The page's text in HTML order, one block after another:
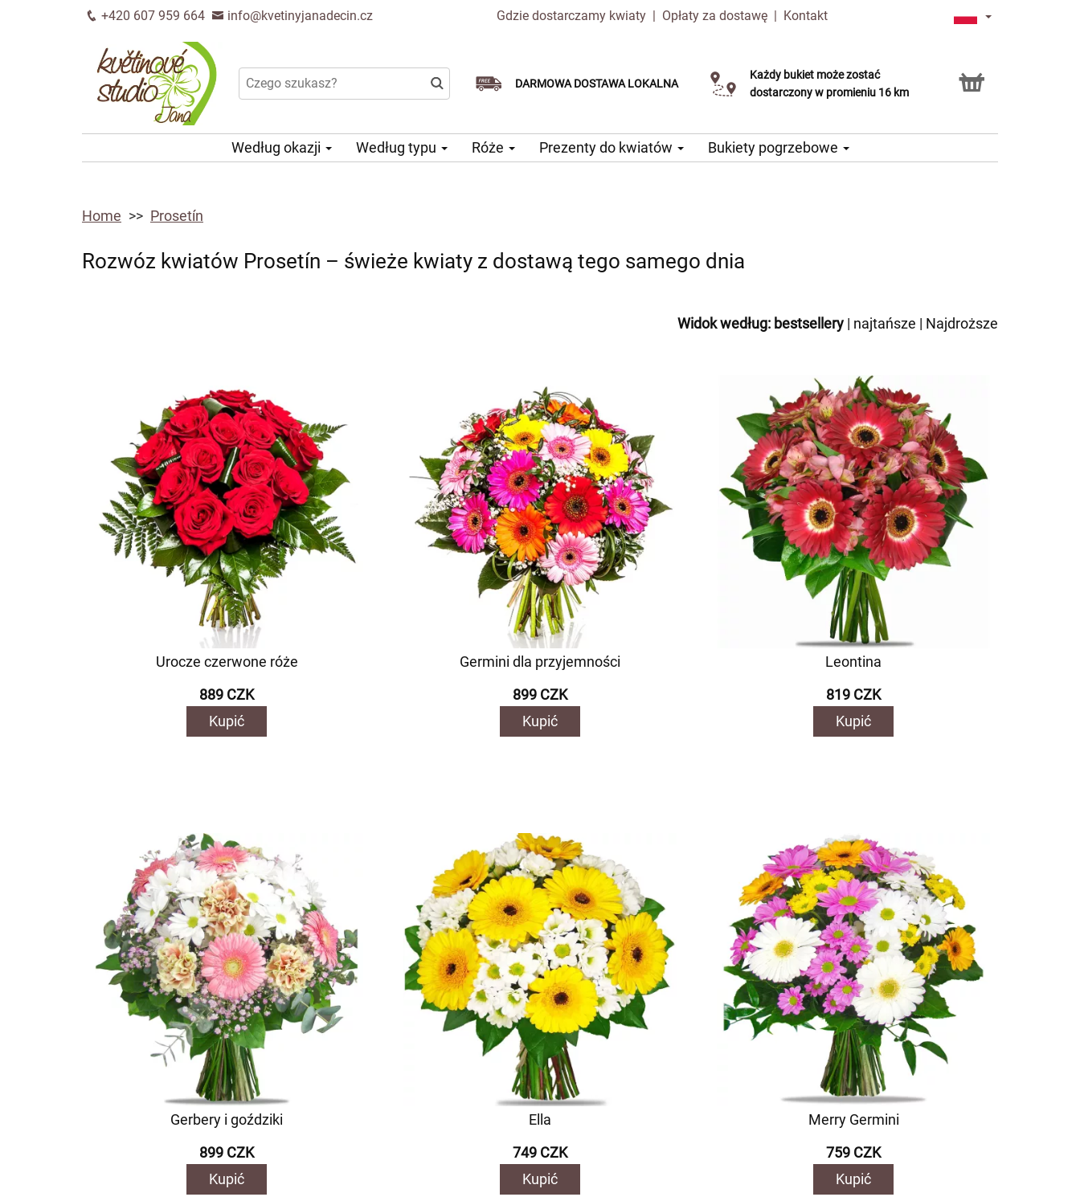
+420 607 959 664 info@kvetinyjanadecin.cz Gdzie dostarczamy kwiaty | Opłaty za dostawę | Kontakt
DARMOWA DOSTAWA LOKALNA
Dostawa tego samego dnia
Wybierz datę dostawy
Każdy bukiet może zostać
dostarczony w promieniu 16 km
Usługa Click & Collect
Według okazji Według typu Róże Prezenty do kwiatów Bukiety pogrzebowe
Home Prosetín
Rozwóz kwiatów Prosetín – świeże kwiaty z dostawą tego samego dnia
Widok według: bestsellery | najtańsze | Najdroższe
Urocze czerwone róże
889 CZK
Kupić
Germini dla przyjemności
899 CZK
Kupić
Leontina
819 CZK
Kupić
Gerbery i goździki
899 CZK
Kupić
Ella
749 CZK
Kupić
Merry Germini
759 CZK
Kupić